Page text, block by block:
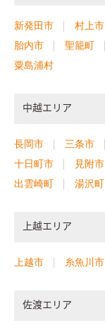
新発田市 村上市
胎内市
聖籠町
粟島浦村
中越エリア
長岡市 三条市
十日町市
見附市
出雲崎町
湯沢町
上越エリア
上越市 糸魚川市
佐渡エリア